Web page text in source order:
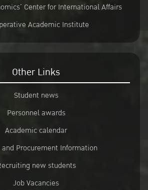
Center for International Affairs
Academic Institute
Other Links
Student news
Personnel awards
Academic calendar
and Procurement Information
new students
Job Vacancies